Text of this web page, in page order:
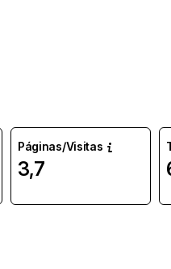
Páginas/Visitas
3,7